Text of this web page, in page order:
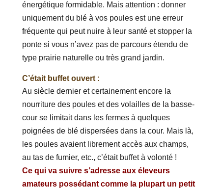
énergétique formidable. Mais attention : donner
uniquement du blé à vos poules est une erreur
fréquente qui peut nuire à leur santé et stopper la
ponte si vous n’avez pas de parcours étendu de
type prairie naturelle ou très grand jardin.
C’était buffet ouvert :
Au siècle dernier et certainement encore la
nourriture des poules et des volailles de la basse-
cour se limitait dans les fermes à quelques
poignées de blé dispersées dans la cour. Mais là,
les poules avaient librement accès aux champs,
au tas de fumier, etc., c’était buffet à volonté !
Ce qui va suivre s’adresse aux éleveurs
amateurs possédant comme la plupart un petit